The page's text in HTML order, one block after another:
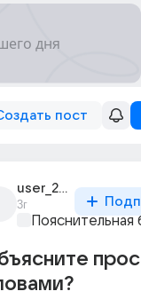
пост
user_282177527
3г
Пояснительная